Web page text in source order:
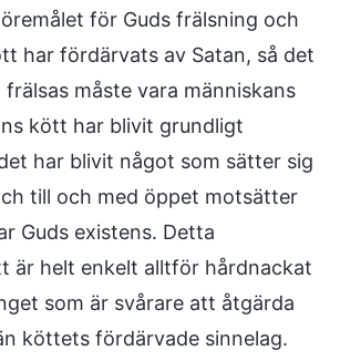
för Guds frälsning och
har fördärvats av Satan, så det
måste vara människans
kött har blivit grundligt
har blivit något som sätter sig
till och med öppet motsätter
Guds existens. Detta
är helt enkelt alltför hårdnackat
som är svårare att åtgärda
köttets fördärvade sinnelag.